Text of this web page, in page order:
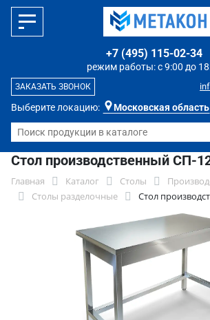
Выберите локацию: Московская область
режим работы: с 9:00 до
+7 (495) 115-02-34
ЗАКАЗАТЬ ЗВОНОК
Стол производственный СП-
Главная Каталог Столы
Столы разделочные
Стол